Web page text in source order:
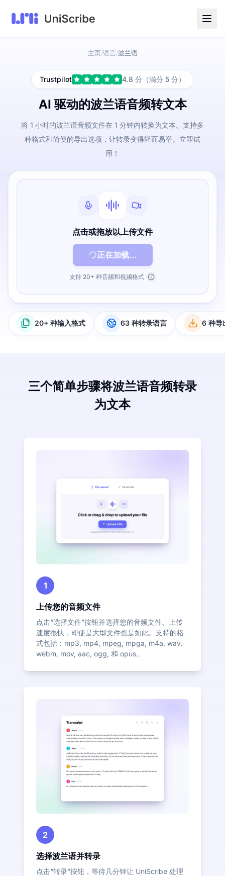
主页/语言/波兰语
Trustpilot 4.8 分（满分 5 分）
AI 驱动的波兰语音频转文本
将 1 小时的波兰语音频文件在 1 分钟内转换为文本。支持多
种格式和简便的导出选项，让转录变得轻而易举。立即试
用！
点击或拖放以上传文件
正在加载...
支持 20+ 种音频和视频格式
20+ 种输入格式 63 种转录语言 6 种导
三个简单步骤将波兰语音频转录
为文本
1
上传您的音频文件
点击“选择文件”按钮并选择您的音频文件。上传
速度很快，即使是大型文件也是如此。支持的格
式包括：mp3, mp4, mpeg, mpga, m4a, wav,
webm, mov, aac, ogg, 和 opus。
2
选择波兰语并转录
点击“转录”按钮，等待几分钟让 UniScribe 处理